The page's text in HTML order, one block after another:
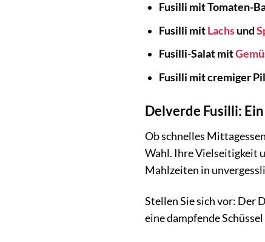
Fusilli mit Tomaten-
Fusilli mitLachsund
Fusilli-Salat mit
Fusilli mit cremiger
Delverde Fusilli:
Ob schnelles
Wahl. Ihre Vielseitigkeit
Mahlzeiten in
Stellen Sie sich vor: Der
eine dampfende